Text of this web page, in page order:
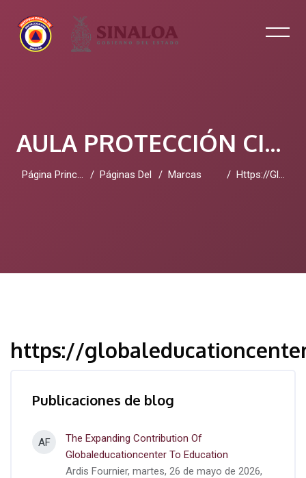
AULA PROTECCIÓN CIVIL SINALOA
Página Principal Páginas Del SitioMarcas Https://globaleducationcenter.edu.pl/
https://
Publicaciones de blog
AF
The Expanding Contribution Of
Globaleducationcenter To Education
Ardis Fournier, martes, 26 de mayo de 2026,